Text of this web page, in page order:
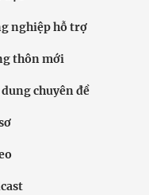
nghiệp hỗ trợ
thôn mới
chuyên đề